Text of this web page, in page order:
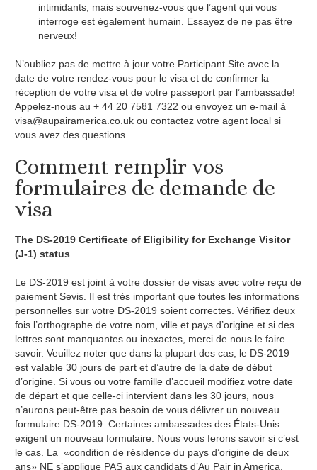
intimidants, mais souvenez-vous que l’agent qui vous
interroge est également humain. Essayez de ne pas être
nerveux!
N’oubliez pas de mettre à jour votre Participant Site avec la
date de votre rendez-vous pour le visa et de confirmer la
réception de votre visa et de votre passeport par l’ambassade!
Appelez-nous au + 44 20 7581 7322 ou envoyez un e-mail à
visa@aupairamerica.co.uk ou contactez votre agent local si
vous avez des questions.
Comment remplir vos
formulaires de demande de
visa
The DS-2019 Certificate of Eligibility for Exchange Visitor
(J-1) status
Le DS-2019 est joint à votre dossier de visas avec votre reçu de
paiement Sevis. Il est très important que toutes les informations
personnelles sur votre DS-2019 soient correctes. Vérifiez deux
fois l’orthographe de votre nom, ville et pays d’origine et si des
lettres sont manquantes ou inexactes, merci de nous le faire
savoir. Veuillez noter que dans la plupart des cas, le DS-2019
est valable 30 jours de part et d’autre de la date de début
d’origine. Si vous ou votre famille d’accueil modifiez votre date
de départ et que celle-ci intervient dans les 30 jours, nous
n’aurons peut-être pas besoin de vous délivrer un nouveau
formulaire DS-2019. Certaines ambassades des États-Unis
exigent un nouveau formulaire. Nous vous ferons savoir si c’est
le cas. La «condition de résidence du pays d’origine de deux
ans» NE s’applique PAS aux candidats d’Au Pair in America.